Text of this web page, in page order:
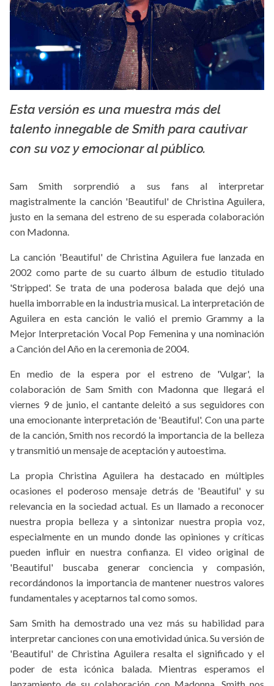
La X mas música
Esta versión es una muestra más del
talento innegable de Smith para cautivar
con su voz y emocionar al público.
Sam Smith sorprendió a sus fans al interpretar
magistralmente la canción 'Beautiful' de Christina Aguilera,
justo en la semana del estreno de su esperada colaboración
con Madonna.
La canción 'Beautiful' de Christina Aguilera fue lanzada en
2002 como parte de su cuarto álbum de estudio titulado
'Stripped'. Se trata de una poderosa balada que dejó una
huella imborrable en la industria musical. La interpretación de
Aguilera en esta canción le valió el premio Grammy a la
Mejor Interpretación Vocal Pop Femenina y una nominación
a Canción del Año en la ceremonia de 2004.
En medio de la espera por el estreno de 'Vulgar', la
colaboración de Sam Smith con Madonna que llegará el
viernes 9 de junio, el cantante deleitó a sus seguidores con
una emocionante interpretación de 'Beautiful'. Con una parte
de la canción, Smith nos recordó la importancia de la belleza
y transmitió un mensaje de aceptación y autoestima.
La propia Christina Aguilera ha destacado en múltiples
ocasiones el poderoso mensaje detrás de 'Beautiful' y su
relevancia en la sociedad actual. Es un llamado a reconocer
nuestra propia belleza y a sintonizar nuestra propia voz,
especialmente en un mundo donde las opiniones y críticas
pueden influir en nuestra confianza. El video original de
'Beautiful' buscaba generar conciencia y compasión,
recordándonos la importancia de mantener nuestros valores
fundamentales y aceptarnos tal como somos.
Sam Smith ha demostrado una vez más su habilidad para
interpretar canciones con una emotividad única. Su versión de
'Beautiful' de Christina Aguilera resalta el significado y el
poder de esta icónica balada. Mientras esperamos el